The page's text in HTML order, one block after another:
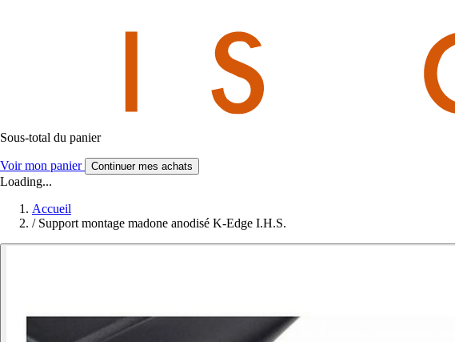
Sous-total du panier
Voir mon panier Continuer mes achats
Loading...
Accueil
/ Support montage madone anodisé K-Edge I.H.S.